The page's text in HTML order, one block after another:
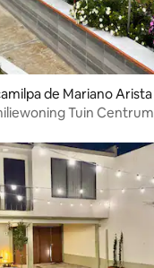
de Mariano Arista
Tuin Centrum